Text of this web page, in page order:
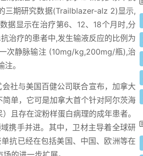
三期研究数据(Trailblazer-alz 2)显示,
据显示在治疗第6、12、18个月时,分
治疗的患者中,发生输液反应的比例为
次静脉输注 (10mg/kg,200mg/瓶),治
。
社与美国百健公司联合宣布，加拿大
单，它可是加拿大首个针对阿尔茨海
且存在淀粉样蛋白病理的成年患者。
携手并进。其中，卫材主导着全球研
抗已经在包括美国、中国、欧洲等在